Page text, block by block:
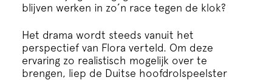
Over ons
Contact
blijven werken in zo’n race tegen de klok?
Het drama wordt steeds vanuit het
perspectief van Flora verteld. Om deze
ervaring zo realistisch mogelijk over te
brengen, liep de Duitse hoofdrolspeelster